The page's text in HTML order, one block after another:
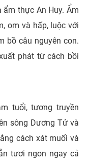
thực An Huy. Ẩm
om và hấp, luộc với
bồ câu nguyên con.
phát từ cách bồi
tuổi, tương truyền
sông Dương Tử và
cách xát muối và
tươi ngon ngay cả